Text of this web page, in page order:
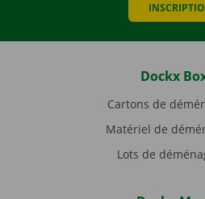
Dockx
Cartons de
Matériel de
Lots de